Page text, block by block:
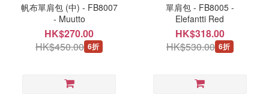
帆布單肩包 (中) - FB8007
- Muutto
HK$270.00
HK$450.00 6折
單肩包 - FB8005 -
Elefantti Red
HK$318.00
HK$530.00 6折